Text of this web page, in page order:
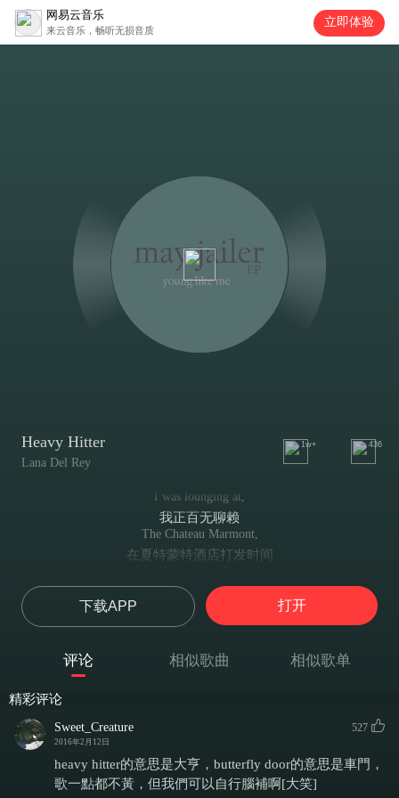
网易云音乐
来云音乐，畅听无损音质
立即体验
Heavy Hitter
Lana Del Rey
1w+ 436
I was lounging at,
我正百无聊赖
The Chateau Marmont,
在夏特蒙特酒店打发时间
水光粼粼
The swimming pool.
我在泳池边上
我的男人踱来了
"You're so cool."
“你很酷喔”
下载APP 打开
评论 相似歌曲 相似歌单
精彩评论
Sweet_Creature
2016年2月12日
527
heavy hitter的意思是大亨，butterfly door的意思是車門，
歌一點都不黃，但我們可以自行腦補啊[大笑]